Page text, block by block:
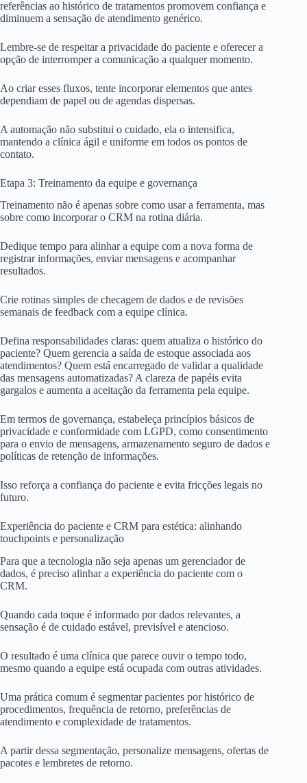
referências ao histórico de tratamentos promovem confiança e
diminuem a sensação de atendimento genérico.
Lembre-se de respeitar a privacidade do paciente e oferecer a
opção de interromper a comunicação a qualquer momento.
Ao criar esses fluxos, tente incorporar elementos que antes
dependiam de papel ou de agendas dispersas.
A automação não substitui o cuidado, ela o intensifica,
mantendo a clínica ágil e uniforme em todos os pontos de
contato.
Etapa 3: Treinamento da equipe e governança
Treinamento não é apenas sobre como usar a ferramenta, mas
sobre como incorporar o CRM na rotina diária.
Dedique tempo para alinhar a equipe com a nova forma de
registrar informações, enviar mensagens e acompanhar
resultados.
Crie rotinas simples de checagem de dados e de revisões
semanais de feedback com a equipe clínica.
Defina responsabilidades claras: quem atualiza o histórico do
paciente? Quem gerencia a saída de estoque associada aos
atendimentos? Quem está encarregado de validar a qualidade
das mensagens automatizadas? A clareza de papéis evita
gargalos e aumenta a aceitação da ferramenta pela equipe.
Em termos de governança, estabeleça princípios básicos de
privacidade e conformidade com LGPD, como consentimento
para o envio de mensagens, armazenamento seguro de dados e
políticas de retenção de informações.
Isso reforça a confiança do paciente e evita fricções legais no
futuro.
Experiência do paciente e CRM para estética: alinhando
touchpoints e personalização
Para que a tecnologia não seja apenas um gerenciador de
dados, é preciso alinhar a experiência do paciente com o
CRM.
Quando cada toque é informado por dados relevantes, a
sensação é de cuidado estável, previsível e atencioso.
O resultado é uma clínica que parece ouvir o tempo todo,
mesmo quando a equipe está ocupada com outras atividades.
Uma prática comum é segmentar pacientes por histórico de
procedimentos, frequência de retorno, preferências de
atendimento e complexidade de tratamentos.
A partir dessa segmentação, personalize mensagens, ofertas de
pacotes e lembretes de retorno.